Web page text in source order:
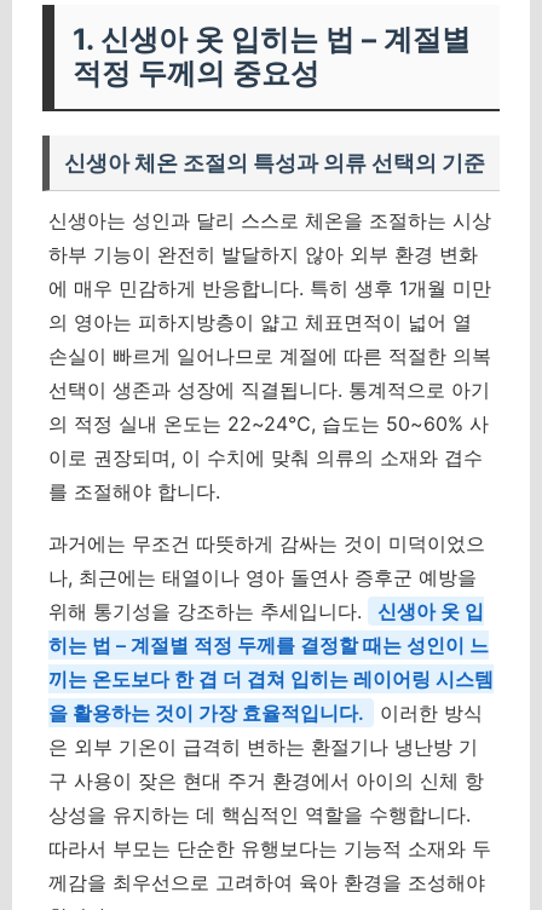
1. 신생아 옷 입히는 법 – 계절별
적정 두께의 중요성
신생아 체온 조절의 특성과 의류 선택의 기준
신생아는 성인과 달리 스스로 체온을 조절하는 시상
하부 기능이 완전히 발달하지 않아 외부 환경 변화
에 매우 민감하게 반응합니다. 특히 생후 1개월 미만
의 영아는 피하지방층이 얇고 체표면적이 넓어 열
손실이 빠르게 일어나므로 계절에 따른 적절한 의복
선택이 생존과 성장에 직결됩니다. 통계적으로 아기
의 적정 실내 온도는 22~24℃, 습도는 50~60% 사
이로 권장되며, 이 수치에 맞춰 의류의 소재와 겹수
를 조절해야 합니다.
과거에는 무조건 따뜻하게 감싸는 것이 미덕이었으
나, 최근에는 태열이나 영아 돌연사 증후군 예방을
위해 통기성을 강조하는 추세입니다.
신생아 옷 입
히는 법 – 계절별 적정 두께를 결정할 때는 성인이 느
끼는 온도보다 한 겹 더 겹쳐 입히는 레이어링 시스템
을 활용하는 것이 가장 효율적입니다.
이러한 방식
은 외부 기온이 급격히 변하는 환절기나 냉난방 기
구 사용이 잦은 현대 주거 환경에서 아이의 신체 항
상성을 유지하는 데 핵심적인 역할을 수행합니다.
따라서 부모는 단순한 유행보다는 기능적 소재와 두
께감을 최우선으로 고려하여 육아 환경을 조성해야